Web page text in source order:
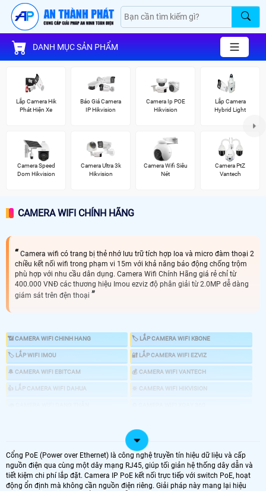
DANH MỤC SẢN PHẨM
Lắp Camera Hik
Phát Hiện Xe
Báo Giá Camera
IP Hikvision
Camera Ip POE
Hikvision
Lắp Camera
Hybrid Light
Camera Speed
Dom Hikvision
Camera Ultra 3k
Hikvision
Camera Wifi Siêu
Nét
Camera PtZ
Vantech
CAMERA WIFI CHÍNH HÃNG
Camera wifi có trang bị thẻ nhớ lưu trữ tích hợp loa và micro đàm thoại 2
chiều kết nối wifi trong phạm vi 15m với khả năng báo động chống trộm
phù hợp với nhu cầu dân dụng. Camera Wifi Chính Hãng giá rẻ chỉ từ
400.000 VNĐ các thương hiệu Imou ezviz độ phân giải từ 2.0MP dễ dàng
giám sát trên đện thoại
📶 CAMERA WIFI CHINH HANG 🏷 LẮP CAMERA WIFI KBONE
🏷 LẮP WIFI IMOU 🔐 LẮP CAMERA WIFI EZVIZ
🔔 CAMERA WIFI EBITCAM 💰 CAMERA WIFI VANTECH
👍 LẮP CAMERA WIFI DAHUA 🔆 CAMERA WIFI HIKVISION
🖥 LẮP CAMERA TRỌN BỘ
🔍 CAMERA KHÔNG CẦN ĐẦU GHI
📐 CAMERA WIFI GIÁ RẺ BÁN CHẠY
Cổng PoE (Power over Ethernet) là công nghệ truyền tín hiệu dữ liệu và cấp
nguồn điện qua cùng một dây mạng RJ45, giúp tối giản hệ thống dây dẫn và
tiết kiệm chi phí lắp đặt. Camera IP PoE kết nối trực tiếp với switch PoE, hoạt
động ổn định mà không cần nguồn điện riêng. Giải pháp này mang lại hiệu